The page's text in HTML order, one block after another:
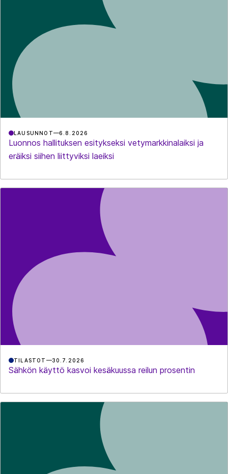
LAUSUNNOT 6.8.2026
Luonnos hallituksen esitykseksi vetymarkkinalaiksi ja
eräiksi siihen liittyviksi laeiksi
TILASTOT 30.7.2026
Sähkön käyttö kasvoi kesäkuussa reilun prosentin